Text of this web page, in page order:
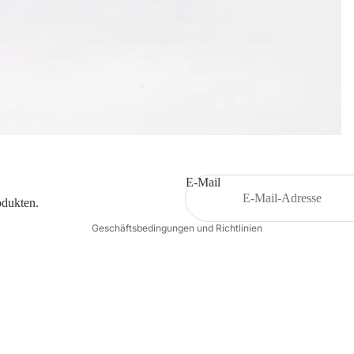
E-Mail
Geschäftsbedingungen und Richtlinien
Kontaktinformationen